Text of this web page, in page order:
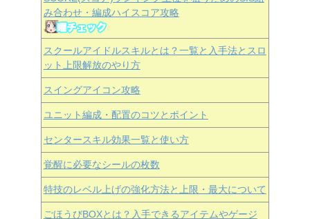
み合わせ・編成ハイスコア攻略
スクールアイドルスキルとは？一覧と入手法とスロ
ット上限解放のやり方
スイングアイコン攻略
ユニット編成・配置のコツとポイント
センタースキル効果一覧と使い方
覚醒に必要なシールの枚数
特技のレベル上げの強化方法と上限・最大について
ごほうびBOXとは？入手できるアイテムやゲージ